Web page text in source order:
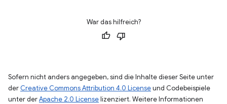
War das hilfreich?
Sofern nicht anders angegeben, sind die Inhalte dieser Seite unter
der Creative Commons Attribution 4.0 Licenseund Codebeispiele
unter derApache 2.0 Licenselizenziert. Weitere Informationen